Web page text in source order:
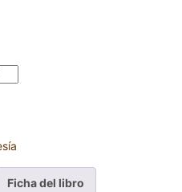
Ficha del libro